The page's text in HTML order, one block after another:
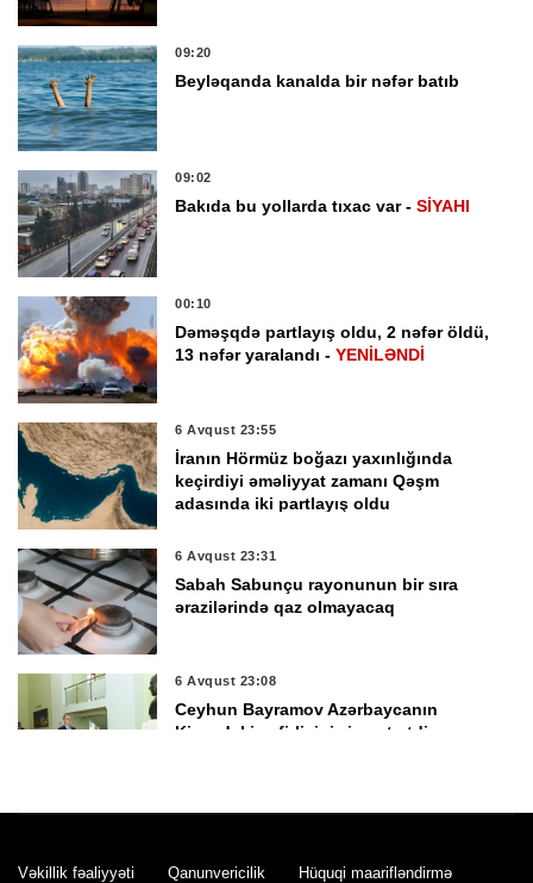
09:20
Beyləqanda kanalda bir nəfər batıb
09:02
Bakıda bu yollarda tıxac var -SİYAHI
00:10
Dəməşqdə partlayış oldu, 2 nəfər öldü,
13 nəfər yaralandı -YENİLƏNDİ
6 Avqust 23:55
İranın Hörmüz boğazı yaxınlığında
keçirdiyi əməliyyat zamanı Qəşm
adasında iki partlayış oldu
6 Avqust 23:31
Sabah Sabunçu rayonunun bir sıra
ərazilərində qaz olmayacaq
6 Avqust 23:08
Ceyhun Bayramov Azərbaycanın
Kiyevdəki səfirliyini ziyarət etdi
Vəkillik fəaliyyəti Qanunvericilik Hüquqi maarifləndirmə